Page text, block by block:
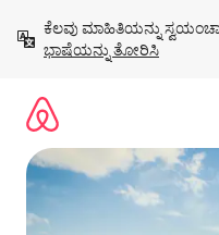
ಹೋಗಿ
ಕೆಲವು ಮಾಹಿತಿಯನ್ನು
ಭಾಷೆಯನ್ನು ತೋರಿಸಿ